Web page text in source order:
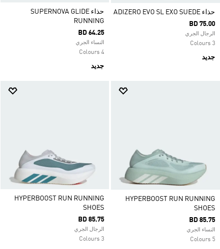
حذاء ADIZERO EVO SL EXO SUEDE
BD 75.00
الرجال الجري
3 Colours
جديد
حذاء SUPERNOVA GLIDE
RUNNING
BD 64.25
النساء الجري
4 Colours
جديد
HYPERBOOST RUN RUNNING
SHOES
BD 85.75
النساء الجري
5 Colours
HYPERBOOST RUN RUNNING
SHOES
BD 85.75
الرجال الجري
3 Colours